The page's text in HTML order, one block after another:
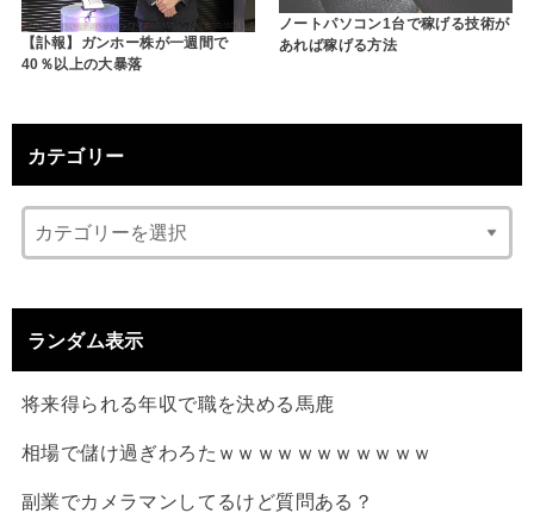
【訃報】ガンホー株が一週間で
40％以上の大暴落
ノートパソコン1台で稼げる技術が
あれば稼げる方法
カテゴリー
ランダム表示
将来得られる年収で職を決める馬鹿
相場で儲け過ぎわろたｗｗｗｗｗｗｗｗｗｗｗ
副業でカメラマンしてるけど質問ある？